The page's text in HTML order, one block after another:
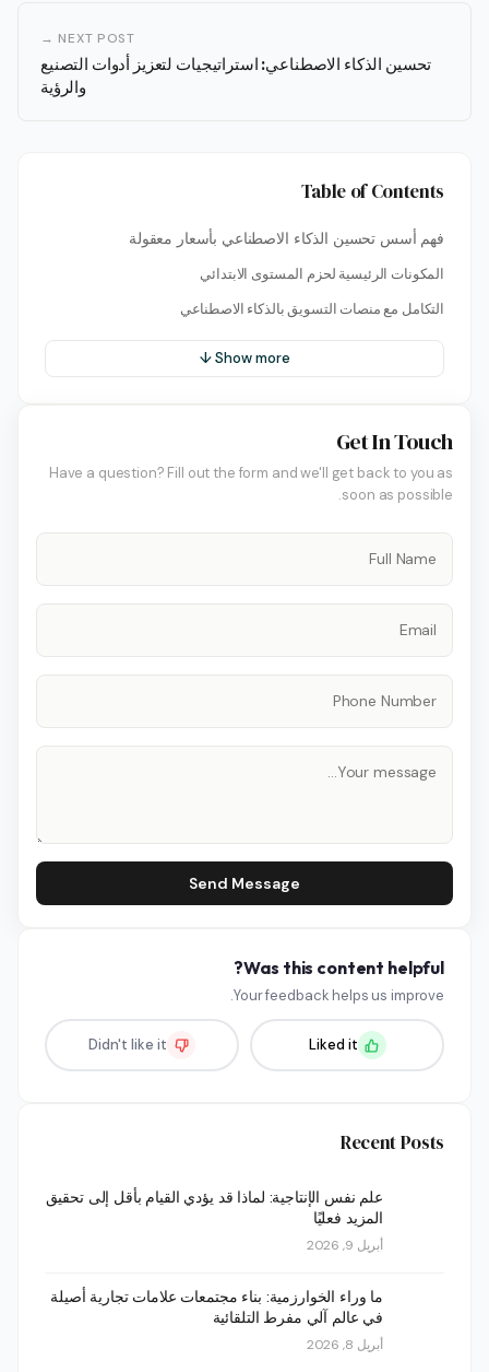
NEXT POST →
تحسين الذكاء الاصطناعي: استراتيجيات لتعزيز أدوات التصنيع
والرؤية
Table of Contents
فهم أسس تحسين الذكاء الاصطناعي بأسعار معقولة
المكونات الرئيسية لحزم المستوى الابتدائي
التكامل مع منصات التسويق بالذكاء الاصطناعي
Show more ↓
Get In Touch
Have a question? Fill out the form and we'll get back to you as
soon as possible.
Send Message
Was this content helpful?
Your feedback helps us improve.
Liked it
Didn't like it
Recent Posts
علم نفس الإنتاجية: لماذا قد يؤدي القيام بأقل إلى تحقيق
المزيد فعليًا
أبريل 9, 2026
ما وراء الخوارزمية: بناء مجتمعات علامات تجارية أصيلة
في عالم آلي مفرط التلقائية
أبريل 8, 2026